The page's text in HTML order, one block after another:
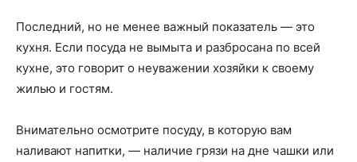
Последний, но не менее важный показатель — это
кухня. Если посуда не вымыта и разбросана по всей
кухне, это говорит о неуважении хозяйки к своему
жилью и гостям.
Внимательно осмотрите посуду, в которую вам
наливают напитки, — наличие грязи на дне чашки или